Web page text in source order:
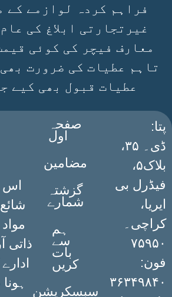
فراہم کردہ لوازمے کے
غیرتجارتی ابلاغ کی
معارف فیچر کی کوئی
تاہم عطیات کی ضرورت
عطیات قبول بھی کیے
:پتا
ڈی۔ ۳۵،
بلاک۵،
فیڈرل بی
ایریا،
کراچی۔
۷۵۹۵۰
فون:
صفحہ
اول
مضامین
گزشتہ
شمارے
ہم
سے
بات
کریں
سبسکرپشن
اس
ذاتی